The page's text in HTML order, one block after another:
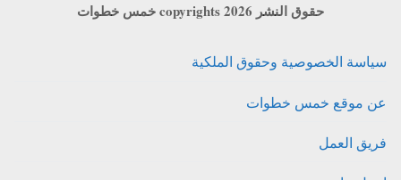
حقوق النشر copyrights 2026 خمس خطوات
سياسة الخصوصية وحقوق الملكية
عن موقع خمس خطوات
فريق العمل